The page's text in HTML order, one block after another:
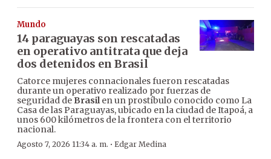
Mundo
14 paraguayas son rescatadas
en operativo antitrata que deja
dos detenidos en Brasil
Catorce mujeres connacionales fueron rescatadas
durante un operativo realizado por fuerzas de
seguridad de Brasilen un prostíbulo conocido como La
Casa de las Paraguayas, ubicado en la ciudad de Itapoá, a
unos 600 kilómetros de la frontera con el territorio
nacional.
Agosto 7, 2026 11:34 a. m. · Edgar Medina